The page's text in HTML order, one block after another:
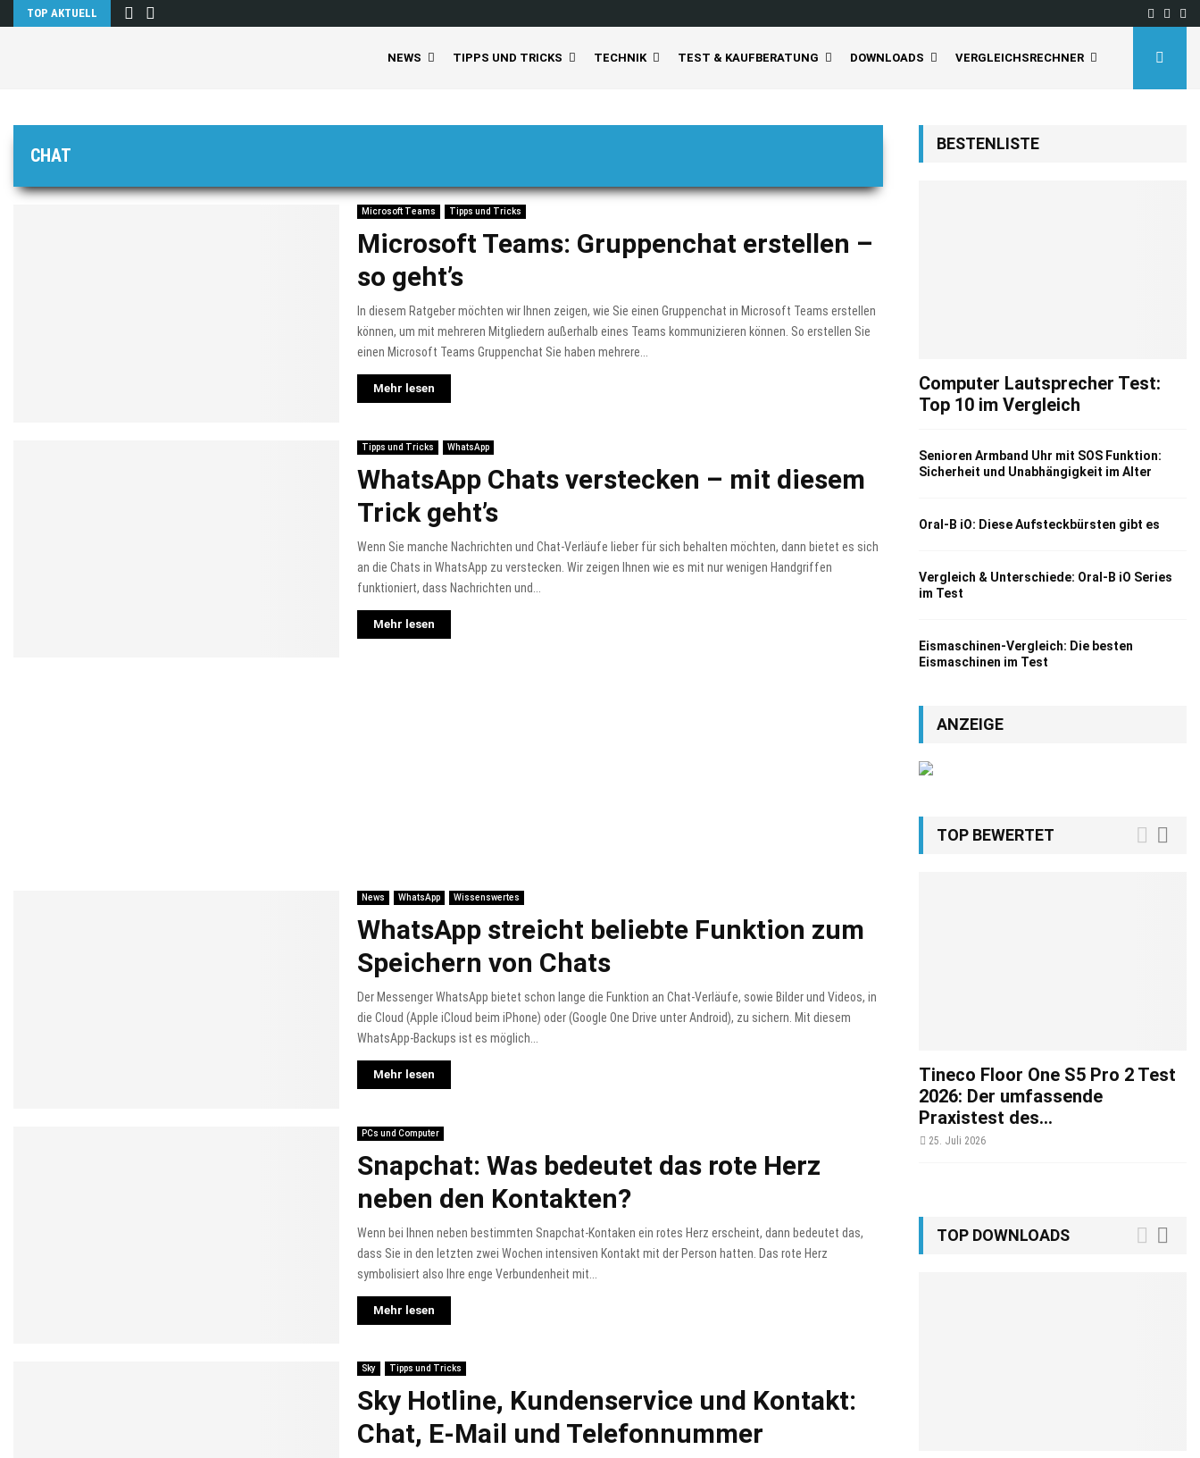
TOP AKTUELL
NEWS TIPPS UND TRICKS TECHNIK TEST & KAUFBERATUNG DOWNLOADS VERGLEICHSRECHNER
CHAT
Microsoft Teams Tipps und Tricks
Microsoft Teams: Gruppenchat erstellen –
so geht’s
In diesem Ratgeber möchten wir Ihnen zeigen, wie Sie einen Gruppenchat in Microsoft Teams erstellen
können, um mit mehreren Mitgliedern außerhalb eines Teams kommunizieren können. So erstellen Sie
einen Microsoft Teams Gruppenchat Sie haben mehrere...
Mehr lesen
Tipps und Tricks WhatsApp
WhatsApp Chats verstecken – mit diesem
Trick geht’s
Wenn Sie manche Nachrichten und Chat-Verläufe lieber für sich behalten möchten, dann bietet es sich
an die Chats in WhatsApp zu verstecken. Wir zeigen Ihnen wie es mit nur wenigen Handgriffen
funktioniert, dass Nachrichten und...
Mehr lesen
News WhatsApp Wissenswertes
WhatsApp streicht beliebte Funktion zum
Speichern von Chats
Der Messenger WhatsApp bietet schon lange die Funktion an Chat-Verläufe, sowie Bilder und Videos, in
die Cloud (Apple iCloud beim iPhone) oder (Google One Drive unter Android), zu sichern. Mit diesem
WhatsApp-Backups ist es möglich...
Mehr lesen
PCs und Computer
Snapchat: Was bedeutet das rote Herz
neben den Kontakten?
Wenn bei Ihnen neben bestimmten Snapchat-Kontaken ein rotes Herz erscheint, dann bedeutet das,
dass Sie in den letzten zwei Wochen intensiven Kontakt mit der Person hatten. Das rote Herz
symbolisiert also Ihre enge Verbundenheit mit...
Mehr lesen
Sky Tipps und Tricks
Sky Hotline, Kundenservice und Kontakt:
Chat, E-Mail und Telefonnummer
BESTENLISTE
Computer Lautsprecher Test:
Top 10 im Vergleich
Senioren Armband Uhr mit SOS Funktion:
Sicherheit und Unabhängigkeit im Alter
Oral-B iO: Diese Aufsteckbürsten gibt es
Vergleich & Unterschiede: Oral-B iO Series
im Test
Eismaschinen-Vergleich: Die besten
Eismaschinen im Test
ANZEIGE
TOP BEWERTET
Tineco Floor One S5 Pro 2 Test
2026: Der umfassende
Praxistest des...
25. Juli 2026
TOP DOWNLOADS